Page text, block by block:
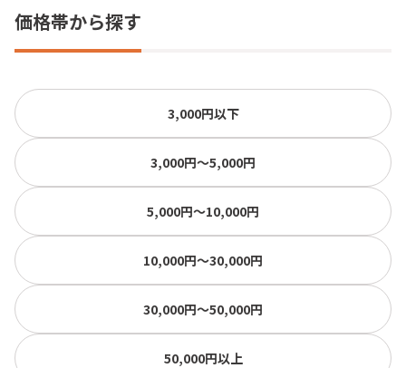
価格帯から探す
3,000円以下
3,000円〜5,000円
5,000円〜10,000円
10,000円〜30,000円
30,000円〜50,000円
50,000円以上